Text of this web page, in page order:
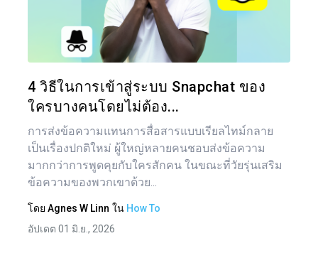
4 วิธีในการเข้าสู่ระบบ Snapchat ของ
ใครบางคนโดยไม่ต้อง...
การส่งข้อความแทนการสื่อสารแบบเรียลไทม์กลาย
เป็นเรื่องปกติใหม่ ผู้ใหญ่หลายคนชอบส่งข้อความ
มากกว่าการพูดคุยกับใครสักคน ในขณะที่วัยรุ่นเสริม
ข้อความของพวกเขาด้วย...
โดย Agnes W Linn ใน How To
อัปเดต 01 มิ.ย., 2026